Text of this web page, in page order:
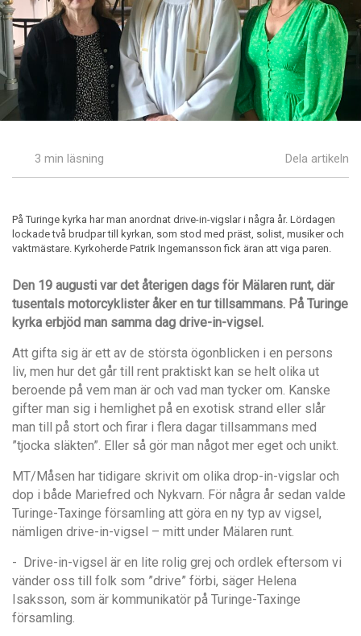
3 min läsning Dela artikeln
På Turinge kyrka har man anordnat drive-in-vigslar i några år. Lördagen
lockade två brudpar till kyrkan, som stod med präst, solist, musiker och
vaktmästare. Kyrkoherde Patrik Ingemansson fick äran att viga paren.
Den 19 augusti var det återigen dags för Mälaren runt, där
tusentals motorcyklister åker en tur tillsammans. På Turinge
kyrka erbjöd man samma dag drive-in-vigsel.
Att gifta sig är ett av de största ögonblicken i en persons
liv, men hur det går till rent praktiskt kan se helt olika ut
beroende på vem man är och vad man tycker om. Kanske
gifter man sig i hemlighet på en exotisk strand eller slår
man till på stort och firar i flera dagar tillsammans med
”tjocka släkten”. Eller så gör man något mer eget och unikt.
MT/Måsen har tidigare skrivit om olika drop-in-vigslar och
dop i både Mariefred och Nykvarn. För några år sedan valde
Turinge-Taxinge församling att göra en ny typ av vigsel,
nämligen drive-in-vigsel – mitt under Mälaren runt.
- Drive-in-vigsel är en lite rolig grej och ordlek eftersom vi
vänder oss till folk som ”drive” förbi, säger Helena
Isaksson, som är kommunikatör på Turinge-Taxinge
församling.